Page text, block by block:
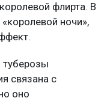
флирта. В
ночи»,
туберозы
связана с
оно